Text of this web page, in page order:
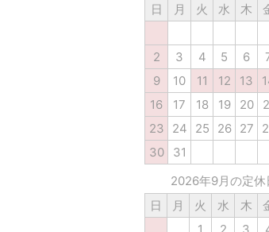
日
月 火 水 木
2
3 4 5 6
9
10 11 12 13
16
17 18 19 20
23
24 25 26 27
30
31
2026年9月の定休
日
月 火 水 木
1
2 3